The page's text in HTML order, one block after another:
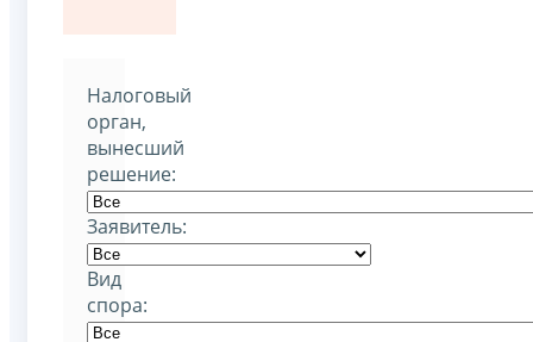
Налоговый
орган,
вынесший
решение:
Заявитель:
Вид
спора: